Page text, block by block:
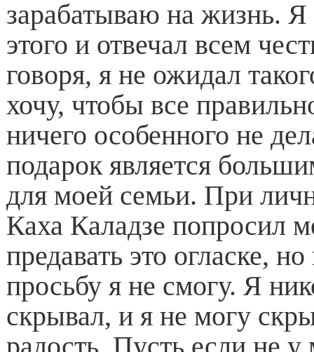
зарабатываю на жизнь. Я
этого и отвечал всем
говоря, я не ожидал
хочу, чтобы все
ничего особенного не
подарок является
для моей семьи. При
Каха Каладзе попросил
предавать это огласке,
просьбу я не смогу. Я
скрывал, и я не могу